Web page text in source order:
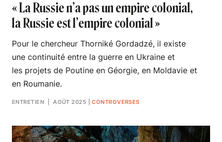
« La Russie n’a pas un empire colonial,
la Russie est l’empire colonial »
Pour le chercheur Thorniké Gordadzé, il existe
une continuité entre la guerre en Ukraine et
les projets de Poutine en Géorgie, en Moldavie et
en Roumanie.
ENTRETIEN| AOÛT 2025 |CONTROVERSES